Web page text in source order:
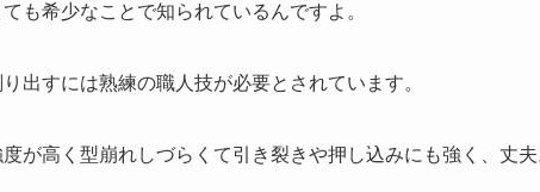
も希少なことで知られているんですよ。
出すには熟練の職人技が必要とされています。
が高く型崩れしづらくて引き裂きや押し込みにも強く、丈